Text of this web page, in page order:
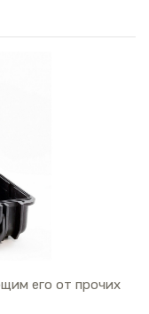
его от прочих